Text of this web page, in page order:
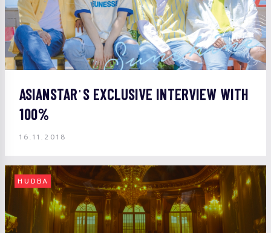
ASIANSTARˈS EXCLUSIVE INTERVIEW WITH
100%
16.11.2018
HUDBA